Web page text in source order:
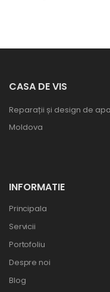
CASA DE VIS
Reparații și design de
Moldova
INFORMATIE
Principala
Servicii
Portofoliu
Despre noi
Blog